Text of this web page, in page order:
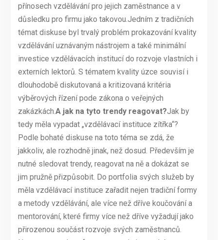
přínosech vzdělávání pro jejich zaměstnance a v
důsledku pro firmu jako takovou.Jedním z tradičních
témat diskuse byl trvalý problém prokazování kvality
vzdělávání uznávaným nástrojem a také minimální
investice vzdělávacích institucí do rozvoje vlastních i
externích lektorů. S tématem kvality úzce souvisí i
dlouhodobě diskutovaná a kritizovaná kritéria
výběrových řízení pode zákona o veřejných
zakázkách. A jak na tyto trendy reagovat?Jak by
tedy měla vypadat „vzdělávací instituce zítřka“?
Podle bohaté diskuse na toto téma se zdá, že
jakkoliv, ale rozhodně jinak, než dosud. Především je
nutné sledovat trendy, reagovat na ně a dokázat se
jim pružně přizpůsobit. Do portfolia svých služeb by
měla vzdělávací instituce zařadit nejen tradiční formy
a metody vzdělávání, ale více než dříve koučování a
mentorování, které firmy více než dříve vyžadují jako
přirozenou součást rozvoje svých zaměstnanců.